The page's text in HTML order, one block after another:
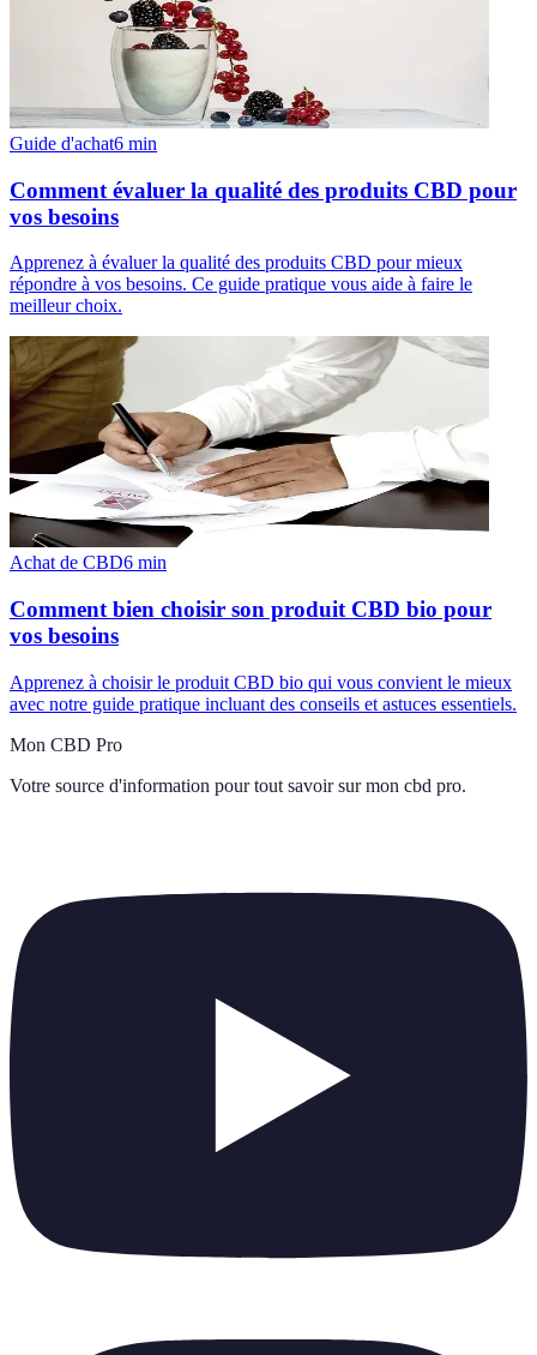
Guide d'achat6 min
Comment évaluer la qualité des produits CBD pour
vos besoins
Apprenez à évaluer la qualité des produits CBD pour mieux
répondre à vos besoins. Ce guide pratique vous aide à faire le
meilleur choix.
Achat de CBD6 min
Comment bien choisir son produit CBD bio pour
vos besoins
Apprenez à choisir le produit CBD bio qui vous convient le mieux
avec notre guide pratique incluant des conseils et astuces essentiels.
Mon CBD Pro
Votre source d'information pour tout savoir sur mon cbd pro.